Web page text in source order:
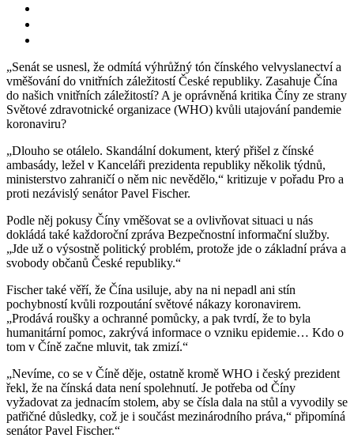
„Senát se usnesl, že odmítá výhrůžný tón čínského velvyslanectví a
vměšování do vnitřních záležitostí České republiky. Zasahuje Čína
do našich vnitřních záležitostí? A je oprávněná kritika Číny ze strany
Světové zdravotnické organizace (WHO) kvůli utajování pandemie
koronaviru?
„Dlouho se otálelo. Skandální dokument, který přišel z čínské
ambasády, ležel v Kanceláři prezidenta republiky několik týdnů,
ministerstvo zahraničí o něm nic nevědělo,“ kritizuje v pořadu Pro a
proti nezávislý senátor Pavel Fischer.
Podle něj pokusy Číny vměšovat se a ovlivňovat situaci u nás
dokládá také každoroční zpráva Bezpečnostní informační služby.
„Jde už o výsostně politický problém, protože jde o základní práva a
svobody občanů České republiky.“
Fischer také věří, že Čína usiluje, aby na ni nepadl ani stín
pochybností kvůli rozpoutání světové nákazy koronavirem.
„Prodává roušky a ochranné pomůcky, a pak tvrdí, že to byla
humanitární pomoc, zakrývá informace o vzniku epidemie… Kdo o
tom v Číně začne mluvit, tak zmizí.“
„Nevíme, co se v Číně děje, ostatně kromě WHO i český prezident
řekl, že na čínská data není spolehnutí. Je potřeba od Číny
vyžadovat za jednacím stolem, aby se čísla dala na stůl a vyvodily se
patřičné důsledky, což je i součást mezinárodního práva,“ připomíná
senátor Pavel Fischer.“